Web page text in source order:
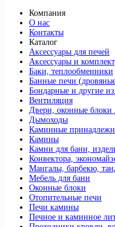
Компания
О нас
Контакты
Каталог
Аксессуары для печей
Аксессуары и
Баки, теплообменники
Банные печи
Бондарные и другие
Вентиляция
Двери, оконные блоки
Дымоходы
Каминные
Камины
Камни для бани,
Конвектора,
Мангалы, барбекю,
Мебель для бани
Оконные блоки
Отопительные печи
Печи камины
Печное и каминное